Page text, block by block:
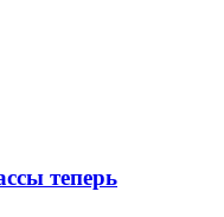
теперь